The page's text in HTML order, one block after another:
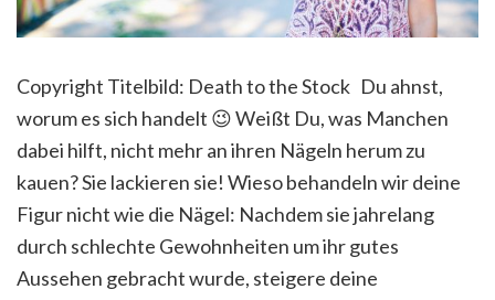
Copyright Titelbild: Death to the Stock Du ahnst,
worum es sich handelt 😉 Weißt Du, was Manchen
dabei hilft, nicht mehr an ihren Nägeln herum zu
kauen? Sie lackieren sie! Wieso behandeln wir deine
Figur nicht wie die Nägel: Nachdem sie jahrelang
durch schlechte Gewohnheiten um ihr gutes
Aussehen gebracht wurde, steigere deine